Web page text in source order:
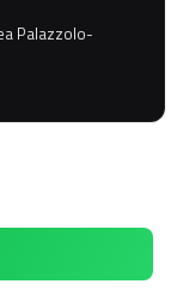
Palazzolo-